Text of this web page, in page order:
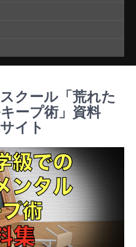
クール「荒れた
ープ術」資料
イト